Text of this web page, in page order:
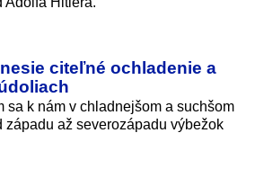
citeľné ochladenie a
sa k nám v chladnejšom a suchšom
západu až severozápadu výbežok